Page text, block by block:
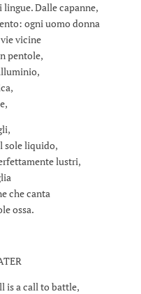
Dalle capanne,
ogni uomo donna
vicine
pentole,
sole liquido,
lustri,
che canta
ossa.
is a call to battle,